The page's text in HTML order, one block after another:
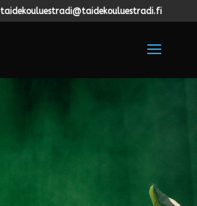
taidekouluestradi@taidekouluestradi.fi